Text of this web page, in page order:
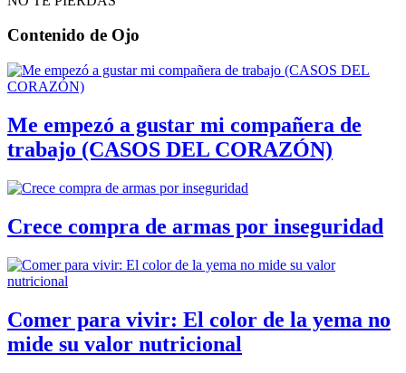
Contenido de Ojo
Me empezó a gustar mi compañera de
trabajo (CASOS DEL CORAZÓN)
Crece compra de armas por inseguridad
Comer para vivir: El color de la yema no
mide su valor nutricional